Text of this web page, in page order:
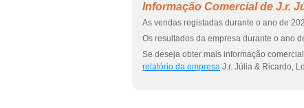
Informação Comercial de J.r.
As vendas registadas durante o ano de
Os resultados da empresa durante o ano
Se deseja obter mais informação
relatório da empresa J.r. Júlia & Ricardo,